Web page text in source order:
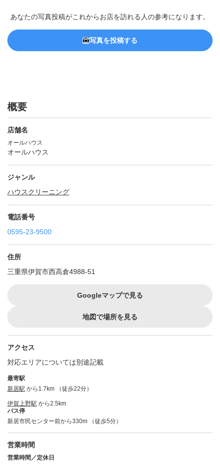
あなたの写真投稿がこれからお店を訪れる人の参考になります。
写真を投稿する
概要
店舗名
オールハウス
オールハウス
ジャンル
ハウスクリーニング
電話番号
0595-23-9500
住所
三重県伊賀市西高倉4988-51
Googleマップで見る
地図で場所を見る
アクセス
対応エリアについては別途記載
最寄駅
新居駅 から1.7km （徒歩22分）
伊賀上野駅 から2.5km
バス停
新居市民センター前から330m （徒歩5分）
営業時間
営業時間／定休日